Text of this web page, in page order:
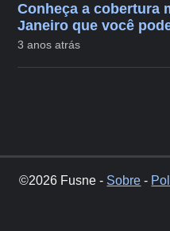
Conheça a cobertura
Janeiro que você
3 anos atrás
©2026 Fusne - Sobre -